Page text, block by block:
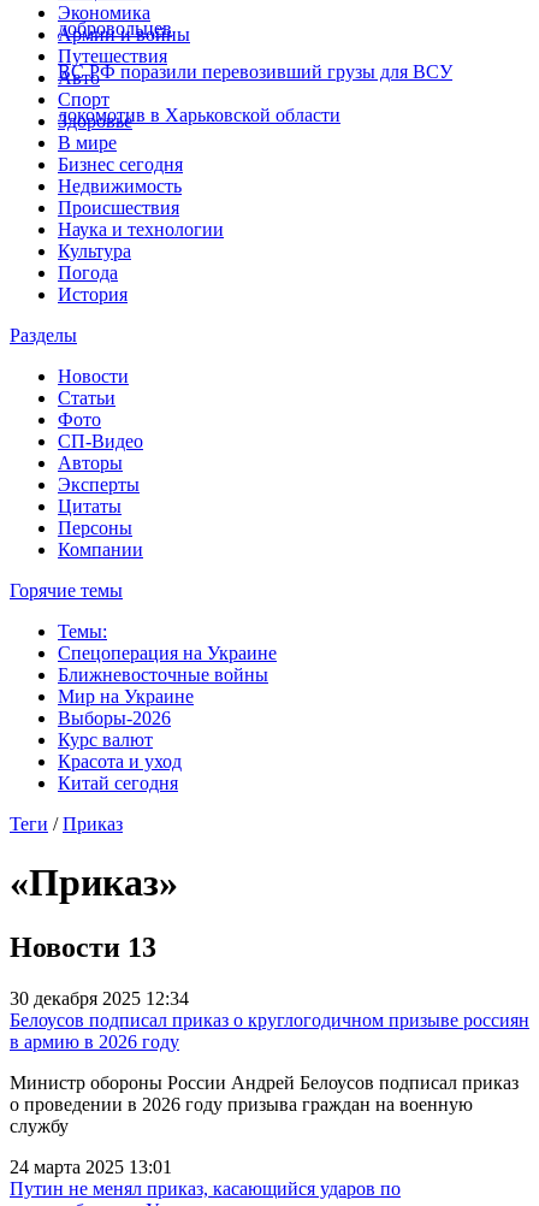
добровольцев
ВС РФ поразили перевозивший грузы для ВСУ
локомотив в Харьковской области
Экономика
Армии и войны
Путешествия
Авто
Спорт
Здоровье
В мире
Бизнес сегодня
Недвижимость
Происшествия
Наука и технологии
Культура
Погода
История
Разделы
Новости
Статьи
Фото
СП-Видео
Авторы
Эксперты
Цитаты
Персоны
Компании
Горячие темы
Темы:
Спецоперация на Украине
Ближневосточные войны
Мир на Украине
Выборы-2026
Курс валют
Красота и уход
Китай сегодня
Теги /Приказ
«Приказ»
Новости 13
30 декабря 2025 12:34
Белоусов подписал приказ о круглогодичном призыве россиян
в армию в 2026 году
Министр обороны России Андрей Белоусов подписал приказ
о проведении в 2026 году призыва граждан на военную
службу
24 марта 2025 13:01
Путин не менял приказ, касающийся ударов по